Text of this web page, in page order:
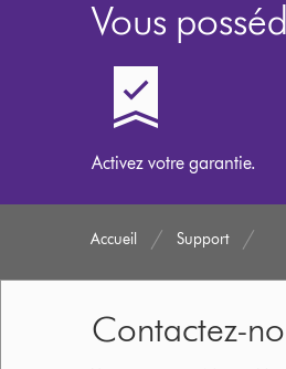
Vous
Activez votre garantie.
Accueil Support
Contactez-